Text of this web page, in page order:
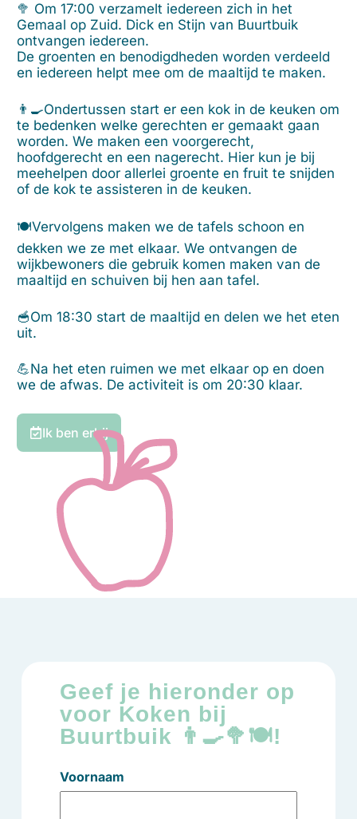
🥦 Om 17:00 verzamelt iedereen zich in het
Gemaal op Zuid. Dick en Stijn van Buurtbuik
ontvangen iedereen.
De groenten en benodigdheden worden verdeeld
en iedereen helpt mee om de maaltijd te maken.
👨‍🍳Ondertussen start er een kok in de keuken om
te bedenken welke gerechten er gemaakt gaan
worden. We maken een voorgerecht,
hoofdgerecht en een nagerecht. Hier kun je bij
meehelpen door allerlei groente en fruit te snijden
of de kok te assisteren in de keuken.
🍽️Vervolgens maken we de tafels schoon en
dekken we ze met elkaar. We ontvangen de
wijkbewoners die gebruik komen maken van de
maaltijd en schuiven bij hen aan tafel.
🥣Om 18:30 start de maaltijd en delen we het eten
uit.
💪Na het eten ruimen we met elkaar op en doen
we de afwas. De activiteit is om 20:30 klaar.
Ik ben erbij
Geef je hieronder op
voor Koken bij
Buurtbuik 👨‍🍳🥦🍽️!
Voornaam